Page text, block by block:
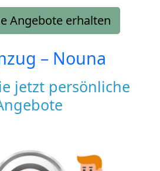
Angebote erhalten
– Nouna
jetzt persönliche